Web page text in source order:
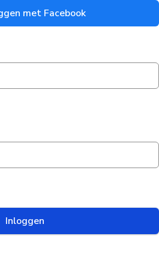
met Facebook
Inloggen